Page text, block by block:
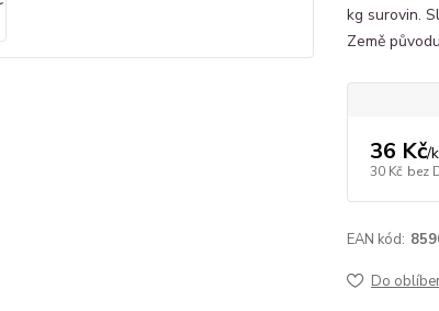
kg surovin.
Země
36 Kč/
30 Kč bez
EAN kód:
Do